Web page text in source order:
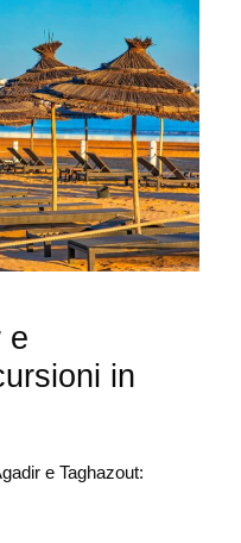
e
in
e Taghazout: